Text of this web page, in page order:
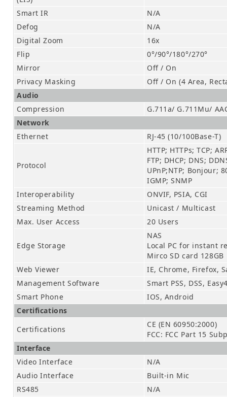
Smart IR
N/A
Defog
N/A
Digital Zoom
16x
Flip
0°/90°/180°/270°
Mirror
Off / On
Privacy Masking
Off / On (4 Area,
Audio
Compression
G.711a/ G.711Mu/
Network
Ethernet
RJ-45 (10/100Base-T)
Protocol
HTTP; HTTPs; TCP;
FTP; DHCP; DNS;
UPnP;NTP; Bonjour;
IGMP; SNMP
Interoperability
ONVIF, PSIA, CGI
Streaming Method
Unicast / Multicast
Max. User Access
20 Users
Edge Storage
NAS
Local PC for instant
Mirco SD card 128GB
Web Viewer
IE, Chrome, Firefox,
Management Software
Smart PSS, DSS,
Smart Phone
IOS, Android
Certifications
Certifications
CE (EN 60950:2000)
FCC: FCC Part 15
Interface
Video Interface
N/A
Audio Interface
Built-in Mic
RS485
N/A